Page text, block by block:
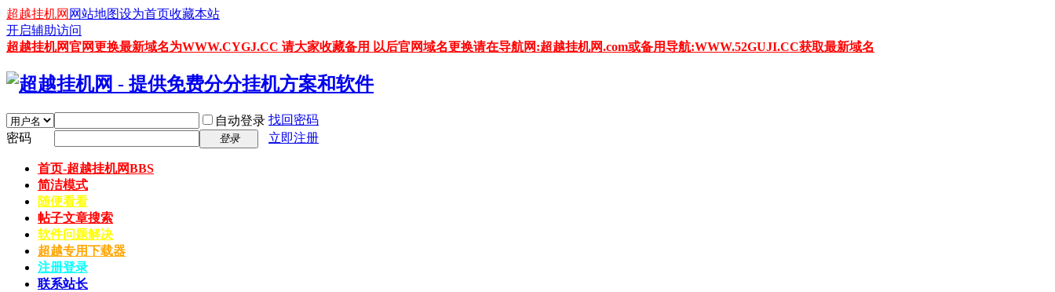
超越挂机网 网站地图设为首页收藏本站
开启辅助访问
超越挂机网官网更换最新域名为WWW.CYGJ.CC 请大家收藏备用 以后官网域名更换请在导航网:超越挂机网.com或备用导航:WWW.52GUJI.CC获取最新域名
自动登录 找回密码
密码
登录 立即注册
首页-超越挂机网BBS
简洁模式
随便看看
帖子文章搜索
软件问题解决
超越专用下载器
注册登录
联系站长